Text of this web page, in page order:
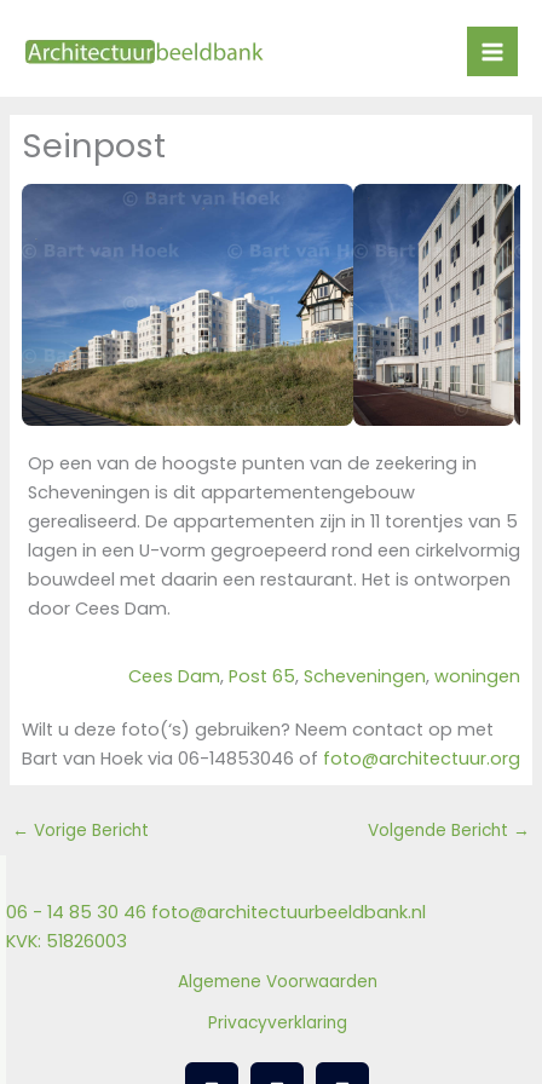
naar
Seinpost
Op een van de hoogste punten van de zeekering in
Scheveningen is dit appartementengebouw
gerealiseerd. De appartementen zijn in 11 torentjes van 5
lagen in een U-vorm gegroepeerd rond een cirkelvormig
bouwdeel met daarin een restaurant. Het is ontworpen
door Cees Dam.
Cees Dam, Post 65, Scheveningen, woningen
Wilt u deze foto(‘s) gebruiken? Neem contact op met
Bart van Hoek via 06-14853046 of foto@architectuur.org
← Vorige Bericht Volgende Bericht →
06 - 14 85 30 46 foto@architectuurbeeldbank.nl
KVK: 51826003
Algemene Voorwaarden
Privacyverklaring